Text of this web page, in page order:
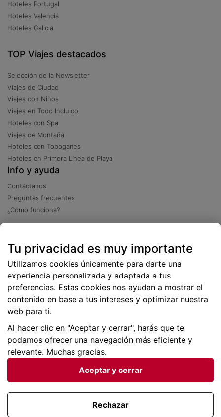
Hoteles Portugal
Hoteles Valencia
Hoteles Galicia
TOP Viajes destacados
Selección de la Newsletter
Viajes de Ciudad
Viajes con Niños
Viajes en Todo Incluido
Hoteles con Spa
Viajes de Montaña
Hoteles con Toboganes
Hoteles en Primera Línea de Playa
Info y ayuda
Contáctanos
Preguntas frecuentes
¿Cómo funciona?
Más de 2 millones de descargas
Condiciones generales |Privacidad de datos | Política
Viajes para ti SLU Copyright © BuscoUnChollo.com
Tu privacidad es muy importante
Utilizamos cookies únicamente para darte una
experiencia personalizada y adaptada a tus
preferencias. Estas cookies nos ayudan a mostrar el
contenido en base a tus intereses y optimizar nuestra
web para ti.
Al hacer clic en "Aceptar y cerrar", harás que te
podamos ofrecer una navegación más eficiente y
relevante. Muchas gracias.
Aceptar y cerrar
Rechazar